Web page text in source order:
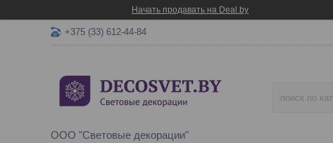
Начать продавать на Deal.by
+375 (33) 612-44-84
ООО "Световые декорации"